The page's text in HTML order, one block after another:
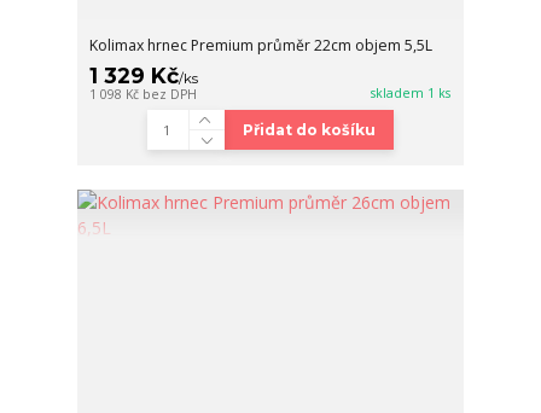
Kolimax hrnec Premium průměr 22cm objem 5,5L
1 329 Kč/ks
1 098 Kč bez DPH skladem 1 ks
Přidat do košíku